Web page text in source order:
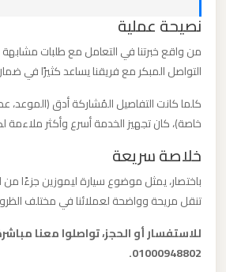
نصيحة عملية
من واقع خبرتنا في التعامل مع طلبات مشابهة
التواصل المبكر مع فريقنا يساعد كثيرًا في
كلما كانت التفاصيل المُشاركة أدق (الموعد،
خاصة)، كان تجهيز الخدمة أسرع وأكثر ملاءمة
خلاصة سريعة
باختصار، يمثل موضوع سيارة ليموزين جزءًا من
تنقل مريحة وواضحة لعملائنا في مختلف
للاستفسار أو الحجز، تواصلوا معنا
01000948802.
ليموزين
مطار
القاهرة
الخط
الساخن
ليموزين
مطار
القاهرة
أسعار
ليموزين